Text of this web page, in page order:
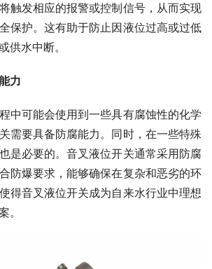
触发相应的报警或控制信号，从而实现
保护。这有助于防止因液位过高或过低
供水中断。
力
可能会使用到一些具有腐蚀性的化学
需要具备防腐能力。同时，在一些特殊
是必要的。音叉液位开关通常采用防腐
防爆要求，能够确保在复杂和恶劣的环
得音叉液位开关成为自来水行业中理想
。